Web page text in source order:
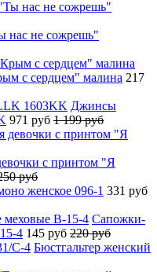
нас не сожрешь"
с сердцем" малина 217
Джинсы
971 руб 1 199 руб
с принтом "Я
руб
женское 096-1 331 руб
Сапожки-
4 145 руб 220 руб
Бюстгальтер женский